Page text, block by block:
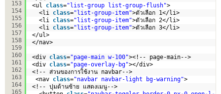
153
154
155
156
157
158
159
160
161
162
163
164
165
<ul class="list-group list-group-flush">
<li class="list-group-item">ตัวเลือก 1</li>
<li class="list-group-item">ตัวเลือก 2</li>
<li class="list-group-item">ตัวเลือก 3</li>
</ul>
</nav>
<div class="page-main w-100"><!-- page-main-->
<div class="page-overlay-bg"></div>
<!-- ส่วนของการใช้งาน navbar-->
<nav class="navbar navbar-light bg-warning">
<!-- ปุมด้านซ้าย แสดงเมนู-->